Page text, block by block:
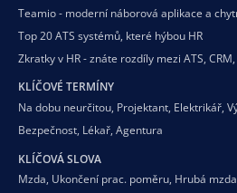
Teamio - moderní náborová aplikace a
Top 20 ATS systémů, které hýbou HR
Zkratky v HR - znáte rozdíly mezi ATS, CRM,
KLÍČOVÉ TERMÍNY
Na dobu neurčitou, Projektant, Elektrikář,
Bezpečnost, Lékař, Agentura
KLÍČOVÁ SLOVA
Mzda, Ukončení prac. poměru, Hrubá mzda